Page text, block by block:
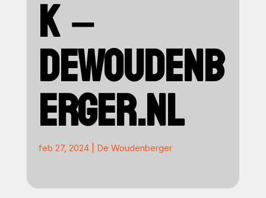
K –
DEWOUDENB
ERGER.NL
feb 27, 2024| De Woudenberger